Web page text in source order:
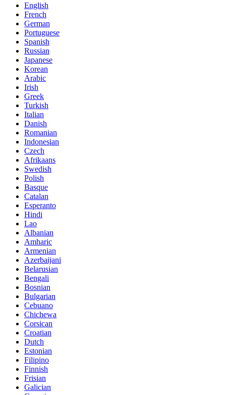
English
French
German
Portuguese
Spanish
Russian
Japanese
Korean
Arabic
Irish
Greek
Turkish
Italian
Danish
Romanian
Indonesian
Czech
Afrikaans
Swedish
Polish
Basque
Catalan
Esperanto
Hindi
Lao
Albanian
Amharic
Armenian
Azerbaijani
Belarusian
Bengali
Bosnian
Bulgarian
Cebuano
Chichewa
Corsican
Croatian
Dutch
Estonian
Filipino
Finnish
Frisian
Galician